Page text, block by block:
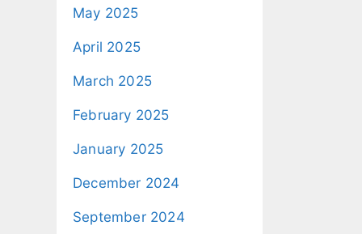
May 2025
April 2025
March 2025
February 2025
January 2025
December 2024
September 2024